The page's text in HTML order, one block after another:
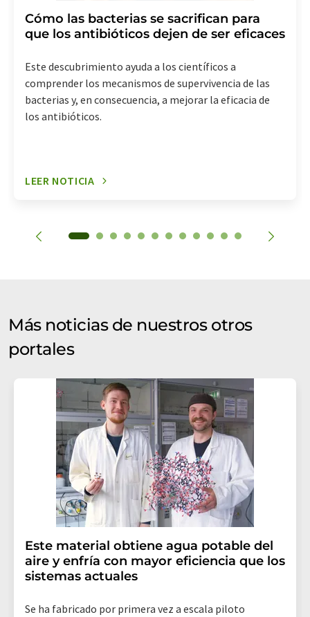
Cómo las bacterias se sacrifican para
que los antibióticos dejen de ser eficaces
Este descubrimiento ayuda a los científicos a
comprender los mecanismos de supervivencia de las
bacterias y, en consecuencia, a mejorar la eficacia de
los antibióticos.
LEER NOTICIA
Más noticias de nuestros otros
portales
Este material obtiene agua potable del
aire y enfría con mayor eficiencia que los
sistemas actuales
Se ha fabricado por primera vez a escala piloto